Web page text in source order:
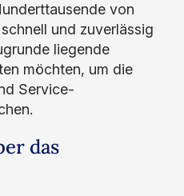
von
und zuverlässig
liegende
möchten, um die
Service-
das